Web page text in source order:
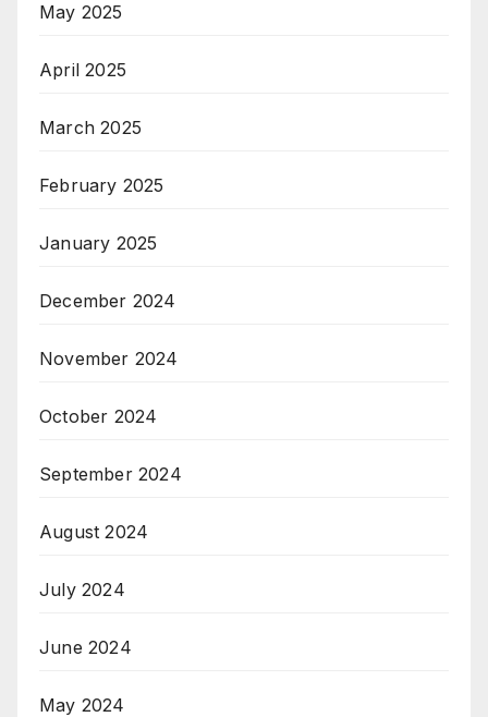
May 2025
April 2025
March 2025
February 2025
January 2025
December 2024
November 2024
October 2024
September 2024
August 2024
July 2024
June 2024
May 2024